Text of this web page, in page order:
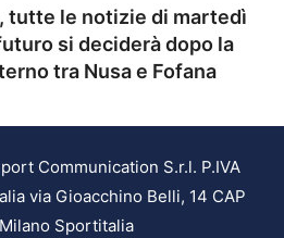
tutte le notizie di martedì
si deciderà dopo la
tra Nusa e Fofana
Communication S.r.l. P.IVA
via Gioacchino Belli, 14 CAP
Sportitalia